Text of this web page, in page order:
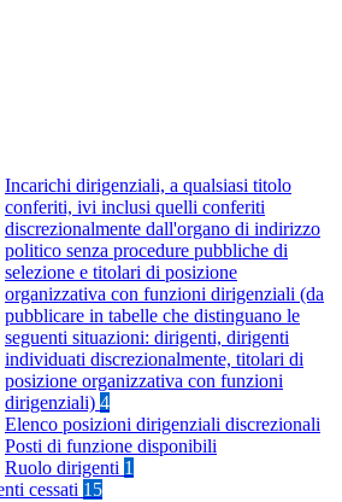
Incarichi dirigenziali, a qualsiasi titolo
conferiti, ivi inclusi quelli conferiti
discrezionalmente dall'organo di indirizzo
politico senza procedure pubbliche di
selezione e titolari di posizione
organizzativa con funzioni dirigenziali (da
pubblicare in tabelle che distinguano le
seguenti situazioni: dirigenti, dirigenti
individuati discrezionalmente, titolari di
posizione organizzativa con funzioni
dirigenziali) 4
Elenco posizioni dirigenziali discrezionali
Posti di funzione disponibili
Ruolo dirigenti 1
cessati 15